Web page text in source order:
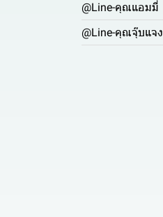
@Line-คุณแอมมี่
@Line-คุณจุ๊บแจง